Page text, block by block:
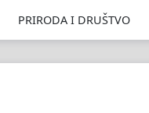
PRIRODA I DRUŠTVO